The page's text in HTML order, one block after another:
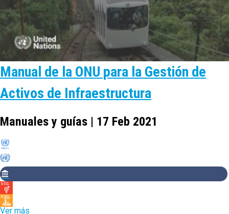
Manual de la ONU para la Gestión de
Activos de Infraestructura
Manuales y guías | 17 Feb 2021
Ver más